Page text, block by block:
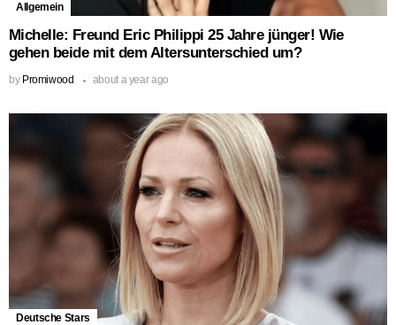
Allgemein
Michelle: Freund Eric Philippi 25 Jahre jünger! Wie
gehen beide mit dem Altersunterschied um?
by Promiwood about a year ago
Deutsche Stars